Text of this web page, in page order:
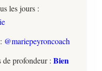
les jours :
@mariepeyroncoach
profondeur : Bien